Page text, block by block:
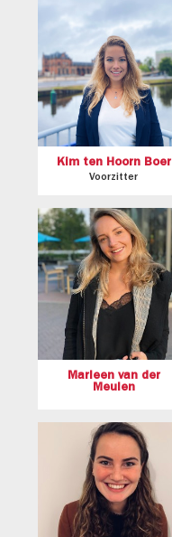
Kim ten Hoorn Boer
Voorzitter
Marleen van der
Meulen